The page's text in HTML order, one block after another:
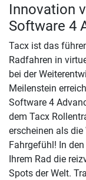
Innovation
Software 4
Tacx ist das
Radfahren in
bei der
Meilenstein
Software 4
dem Tacx
erscheinen als
Fahrgefühl! In
Ihrem Rad die
Spots der Welt.